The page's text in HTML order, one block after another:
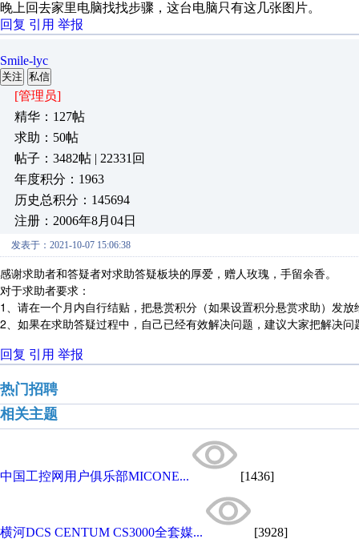
晚上回去家里电脑找找步骤，这台电脑只有这几张图片。
回复 引用 举报
Smile-lyc
关注 私信
[管理员]
精华：127帖
求助：50帖
帖子：3482帖 | 22331回
年度积分：1963
历史总积分：145694
注册：2006年8月04日
发表于：2021-10-07 15:06:38
感谢求助者和答疑者对求助答疑板块的厚爱，赠人玫瑰，手留余香。
对于求助者要求：
1、请在一个月内自行结贴，把悬赏积分（如果设置积分悬赏求助）发放
2、如果在求助答疑过程中，自己已经有效解决问题，建议大家把解决
回复 引用 举报
热门招聘
相关主题
中国工控网用户俱乐部MICONE... [1436]
横河DCS CENTUM CS3000全套媒... [3928]